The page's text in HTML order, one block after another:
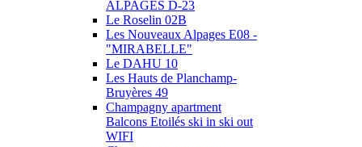
ALPAGES D-23
Le Roselin 02B
Les Nouveaux Alpages E08 -
"MIRABELLE"
Le DAHU 10
Les Hauts de Planchamp-
Bruyères 49
Champagny apartment
Balcons Etoilés ski in ski out
WIFI